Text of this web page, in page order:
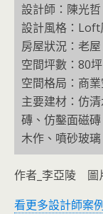
設計師：陳光
設計風格：Loft
房屋狀況：老屋
空間坪數：80坪
空間格局：商
主要建材：仿
磚、仿鑿面磁
木作、噴砂玻璃
作者_李亞陵 圖
看更多設計師案